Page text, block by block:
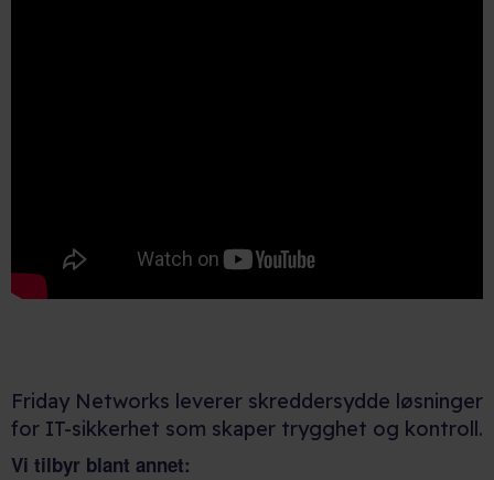
Friday Networks leverer skreddersydde løsninger
for IT-sikkerhet som skaper trygghet og kontroll.
Vi tilbyr blant annet: